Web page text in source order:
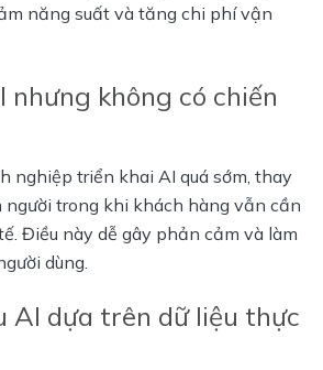
năng suất và tăng chi phí vận
nhưng không có chiến
nghiệp triển khai AI quá sớm, thay
trong khi khách hàng vẫn cần
Điều này dễ gây phản cảm và làm
dùng.
AI dựa trên dữ liệu thực